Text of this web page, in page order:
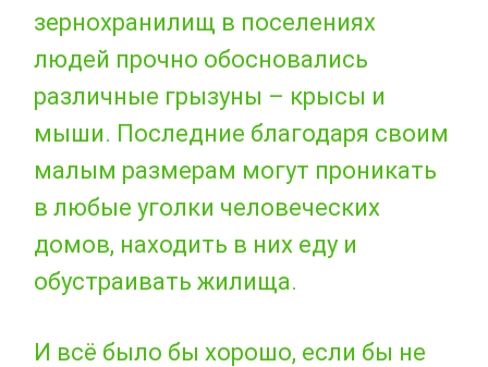
зернохранилищ в поселениях
людей прочно обосновались
различные грызуны – крысы и
мыши. Последние благодаря своим
малым размерам могут проникать
в любые уголки человеческих
домов, находить в них еду и
обустраивать жилища.
И всё было бы хорошо, если бы не